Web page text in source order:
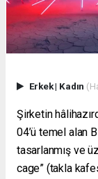
Erkek| Kadın
Şirketin
04’ü temel alan
tasarlanmış ve
cage” (takla